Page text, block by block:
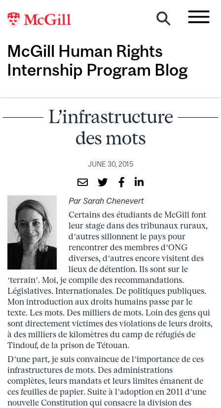
McGill Human Rights
Internship Program Blog
L’infrastructure
des mots
JUNE 30, 2015
Par Sarah Chenevert
Certains des étudiants de McGill font
leur stage dans des tribunaux ruraux,
d’autres sillonnent le pays pour
rencontrer des membres d’ONG
diverses, d’autres encore visitent des
lieux de détention. Ils sont sur le
‘terrain’. Moi, je compile des recommandations.
Législatives. Internationales. De politiques publiques.
Mon introduction aux droits humains passe par le
texte. Les mots. Des milliers de mots. Loin des gens qui
sont directement victimes des violations de leurs droits,
à des milliers de kilomètres du camp de réfugiés de
Tindouf, de la prison de Tétouan.
D’une part, je suis convaincue de l’importance de ces
infrastructures de mots. Des administrations
complètes, leurs mandats et leurs limites émanent de
ces feuilles de papier. Suite à l’adoption en 2011 d’une
nouvelle Constitution qui consacre la division des